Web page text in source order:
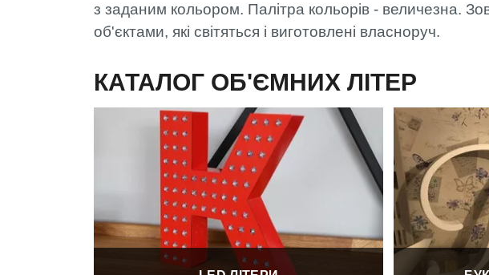
з заданим кольором. Палітра кольорів - величезна.
об'єктами, які світяться і виготовлені власноруч.
КАТАЛОГ ОБ'ЄМНИХ ЛІТЕР